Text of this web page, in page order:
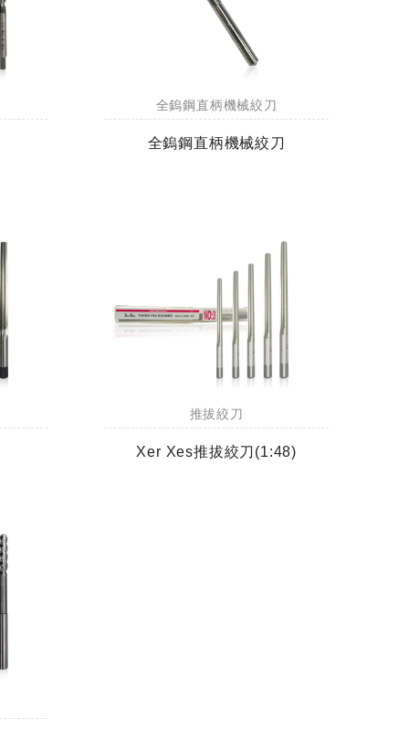
全鎢鋼直柄機械絞刀
全鎢鋼直柄機械絞刀
推拔絞刀
Xer Xes推拔絞刀(1:48)